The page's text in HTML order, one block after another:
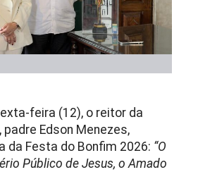
feira (12), o reitor da
Edson Menezes,
da Festa do Bonfim 2026: “O
Público de Jesus, o Amado